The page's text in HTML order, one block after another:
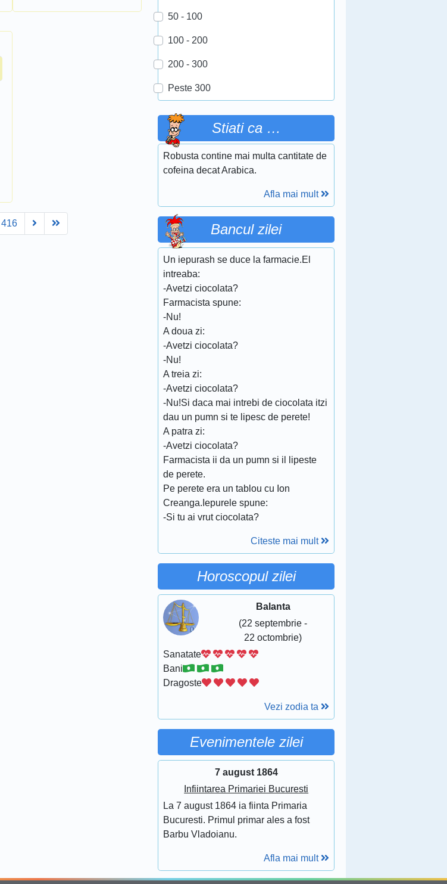
416 Next
50 - 100
100 - 200
200 - 300
Peste 300
Stiati ca …
Robusta contine mai multa cantitate de
cofeina decat Arabica.
Afla mai mult
Bancul zilei
Un iepurash se duce la farmacie.El
intreaba:
-Avetzi ciocolata?
Farmacista spune:
-Nu!
A doua zi:
-Avetzi ciocolata?
-Nu!
A treia zi:
-Avetzi ciocolata?
-Nu!Si daca mai intrebi de ciocolata itzi
dau un pumn si te lipesc de perete!
A patra zi:
-Avetzi ciocolata?
Farmacista ii da un pumn si il lipeste
de perete.
Pe perete era un tablou cu Ion
Creanga.Iepurele spune:
-Si tu ai vrut ciocolata?
Citeste mai mult
Horoscopul zilei
Balanta
(22 septembrie -
22 octombrie)
Sanatate
Bani
Dragoste
Vezi zodia ta
Evenimentele zilei
7 august 1864
Infiintarea Primariei Bucuresti
La 7 august 1864 ia fiinta Primaria
Bucuresti. Primul primar ales a fost
Barbu Vladoianu.
Afla mai mult